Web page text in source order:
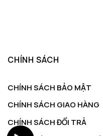
CHÍNH SÁCH
CHÍNH SÁCH BẢO MẬT
CHÍNH SÁCH GIAO HÀNG
CHÍNH SÁCH ĐỔI TRẢ